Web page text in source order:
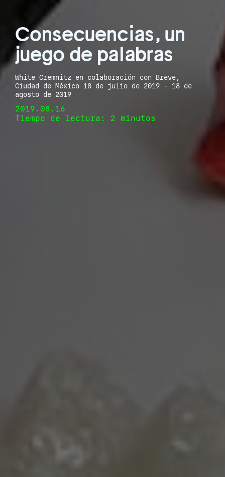
Consecuencias, un
juego de palabras
White Cremnitz en colaboración con Breve,
Ciudad de México 18 de julio de 2019 - 18 de
agosto de 2019
2019.08.16
Tiempo de lectura: 2 minutos